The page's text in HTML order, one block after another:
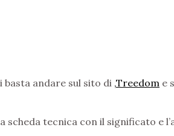
basta andare sul sito di ,Treedom e
tecnica con il significato e